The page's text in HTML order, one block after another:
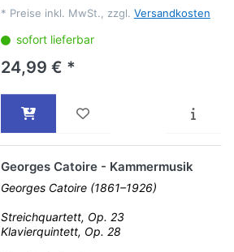
* Preise inkl. MwSt., zzgl. Versandkosten
sofort lieferbar
24,99 € *
Georges Catoire - Kammermusik
Georges Catoire (1861–1926)
Streichquartett, Op. 23
Klavierquintett, Op. 28